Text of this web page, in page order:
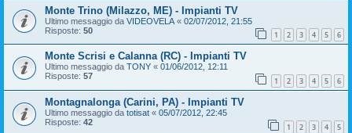
Monte Trino (Milazzo, ME) - Impianti TV
Ultimo messaggio da VIDEOVELA « 02/07/2012, 21:55
Risposte: 50 1 2 3 4 5 6
Monte Scrisi e Calanna (RC) - Impianti TV
Ultimo messaggio da TONY « 01/06/2012, 12:11
Risposte: 57 1 2 3 4 5 6
Montagnalonga (Carini, PA) - Impianti TV
Ultimo messaggio da totisat « 05/07/2012, 22:45
Risposte: 42 1 2 3 4 5